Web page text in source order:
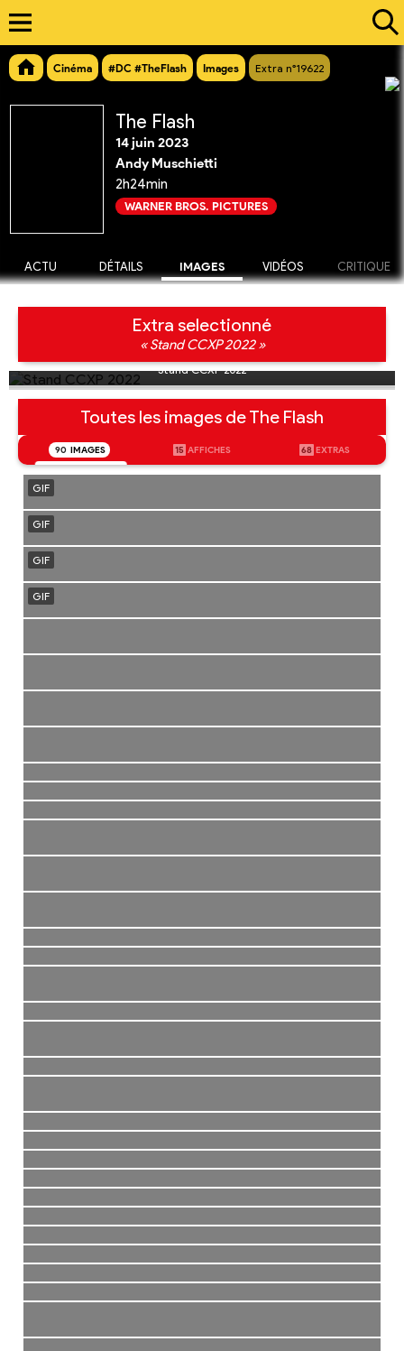
Cinéma #DC #TheFlash Images Extra n°19622
The Flash
14 juin 2023
Andy Muschietti
2h24min
WARNER BROS. PICTURES
ACTU DÉTAILS IMAGES VIDÉOS CRITIQUE
Extra selectionné
« Stand CCXP 2022 »
Stand CCXP 2022
Toutes les images de The Flash
90 IMAGES 15 AFFICHES 68 EXTRAS